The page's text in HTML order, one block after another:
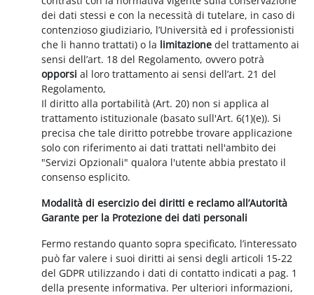
dei dati stessi e con la necessità di tutelare, in caso di
contenzioso giudiziario, l’Università ed i professionisti
che li hanno trattati) o la limitazione del trattamento ai
sensi dell’art. 18 del Regolamento, ovvero potrà
opporsi al loro trattamento ai sensi dell’art. 21 del
Regolamento,
Il diritto alla portabilità (Art. 20) non si applica al
trattamento istituzionale (basato sull'Art. 6(1)(e)). Si
precisa che tale diritto potrebbe trovare applicazione
solo con riferimento ai dati trattati nell'ambito dei
"Servizi Opzionali" qualora l'utente abbia prestato il
consenso esplicito.
Modalità di esercizio dei diritti e reclamo all’Autorità
Garante per la Protezione dei dati personali
Fermo restando quanto sopra specificato, l’interessato
può far valere i suoi diritti ai sensi degli articoli 15-22
del GDPR utilizzando i dati di contatto indicati a pag. 1
della presente informativa. Per ulteriori informazioni,